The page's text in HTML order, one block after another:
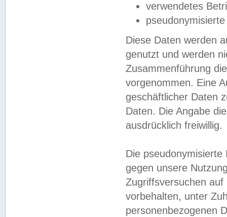
verwendetes
Diese Daten werden
genutzt und werden
Zusammenführung
vorgenommen. Eine
geschäftlicher Daten
Daten. Die Angabe
ausdrücklich freiwillig.
Die
gegen unsere
Zugriffsversuchen
vorbehalten, unter
personenbezogenen